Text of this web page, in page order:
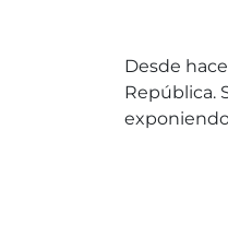
Desde
República.